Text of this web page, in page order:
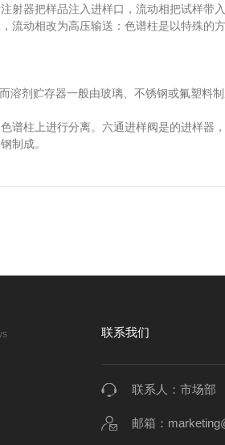
器把样品注入进样口，流动相把试样带
动相改为高压输送：色谱柱是以特殊的
贮存器一般由玻璃、不锈钢或氟塑料
柱上进行分离。六通进样阀是的进样器，
制成。
联系我们
联系人：市场部
邮箱：